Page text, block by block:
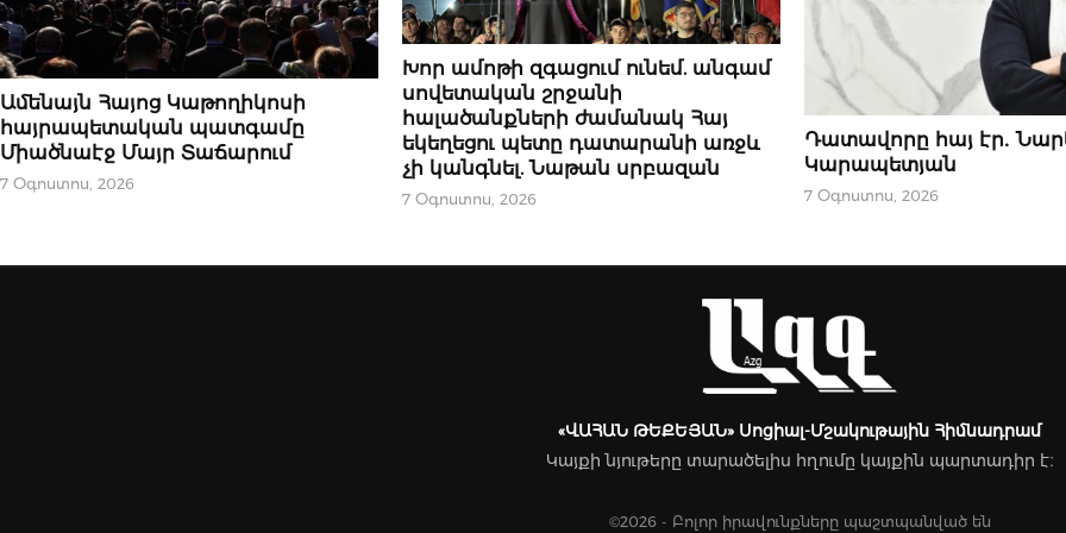
ՆՈՐՈՒԹՅՈՒՆՆԵՐ
Ամենայն Հայոց Կաթողիկոսի
հայրապետական պատգամը
Միածնաէջ Մայր Տաճարում
7 Օգոստոս, 2026
ՆՈՐՈՒԹՅՈՒՆՆԵՐ
Խոր ամոթի զգացում ունեմ. անգամ
սովետական շրջանի
հալածանքների ժամանակ Հայ
եկեղեցու պետը դատարանի առջև
չի կանգնել. Նաթան սրբազան
7 Օգոստոս, 2026
ՆՈՐՈՒԹՅՈՒՆՆԵՐ
Դատավորը հայ էր․
Կարապետյան
7 Օգոստոս, 2026
«ՎԱՀԱՆ ԹԵՔԵՅԱՆ» Սոցիալ-Մշակութային Հիմնադրամ
Կայքի նյութերը տարածելիս հղումը կայքին պարտադիր է։
©2026 - Բոլոր իրավունքները պաշտպանված են